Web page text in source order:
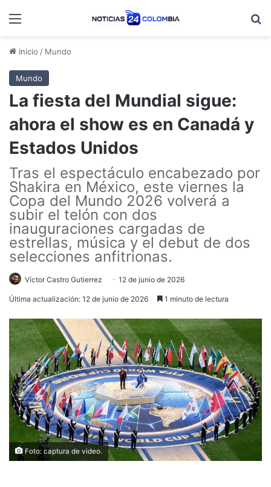
Menú
Inicio / Mundo
Mundo
La fiesta del Mundial sigue:
ahora el show es en Canadá y
Estados Unidos
Tras el espectáculo encabezado por
Shakira en México, este viernes la
Copa del Mundo 2026 volverá a
subir el telón con dos
inauguraciones cargadas de
estrellas, música y el debut de dos
selecciones anfitrionas.
Víctor Castro Gutierrez 12 de junio de 2026
Última actualización: 12 de junio de 2026 1 minuto de lectura
Foto: captura de video.